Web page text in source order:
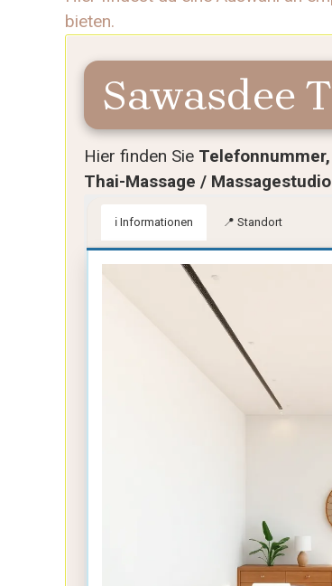
bieten.
Sawasdee
Hier finden Sie
Thai-Massage / Massagestudio
ℹ️ Informationen 📍 Standort